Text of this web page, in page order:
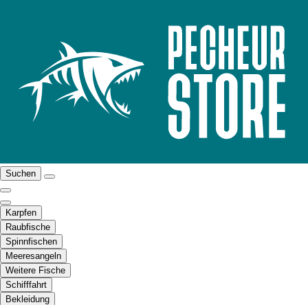
Suchen
Karpfen
Raubfische
Spinnfischen
Meeresangeln
Weitere Fische
Schifffahrt
Bekleidung